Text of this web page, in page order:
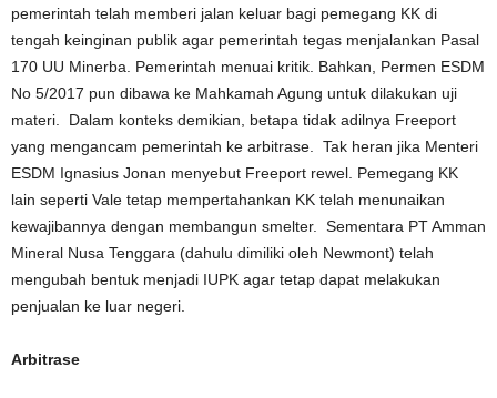
pemerintah telah memberi jalan keluar bagi pemegang KK di
tengah keinginan publik agar pemerintah tegas menjalankan Pasal
170 UU Minerba. Pemerintah menuai kritik. Bahkan, Permen ESDM
No 5/2017 pun dibawa ke Mahkamah Agung untuk dilakukan uji
materi. Dalam konteks demikian, betapa tidak adilnya Freeport
yang mengancam pemerintah ke arbitrase. Tak heran jika Menteri
ESDM Ignasius Jonan menyebut Freeport rewel. Pemegang KK
lain seperti Vale tetap mempertahankan KK telah menunaikan
kewajibannya dengan membangun smelter. Sementara PT Amman
Mineral Nusa Tenggara (dahulu dimiliki oleh Newmont) telah
mengubah bentuk menjadi IUPK agar tetap dapat melakukan
penjualan ke luar negeri.
Arbitrase